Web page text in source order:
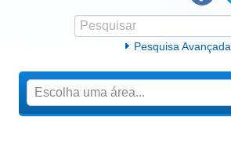
Formulário de procura
Pesquisar
Pesquisa Avançada